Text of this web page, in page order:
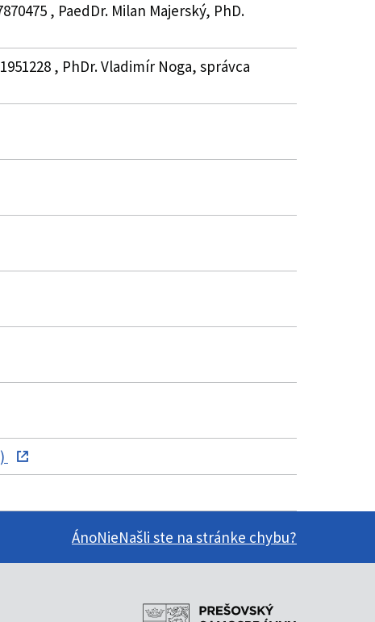
, PaedDr. Milan Majerský, PhD.
, PhDr. Vladimír Noga, správca
ÁnoNieNašli ste na stránke chybu?